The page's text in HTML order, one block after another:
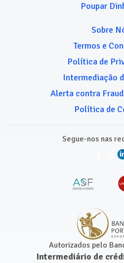
Poupar
Sobre
Termos e
Política de
Intermediação
Alerta contra
Política de
Autorizados pelo
Intermediário de
Segue-nos nas